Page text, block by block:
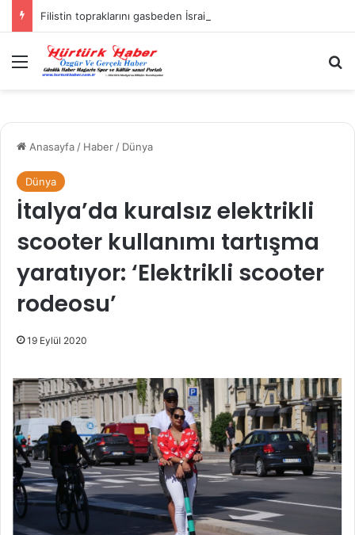
Menü
Anasayfa / Haber / Dünya
Dünya
İtalya’da kuralsız elektrikli
scooter kullanımı tartışma
yaratıyor: ‘Elektrikli scooter
rodeosu’
19 Eylül 2020